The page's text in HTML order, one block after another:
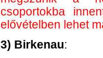
csoportokba
elővételben lehet
3) Birkenau: